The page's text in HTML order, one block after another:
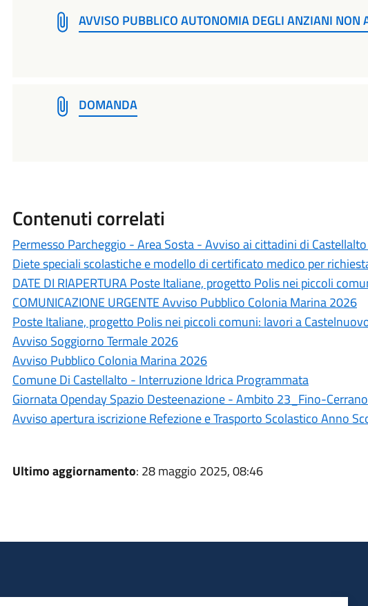
AVVISO PUBBLICO AUTONOMIA DEGLI ANZIANI NON
DOMANDA
Contenuti correlati
Permesso Parcheggio - Area Sosta - Avviso ai cittadini di
Diete speciali scolastiche e modello di certificato medico per
DATE DI RIAPERTURA Poste Italiane, progetto Polis nei piccoli
COMUNICAZIONE URGENTE Avviso Pubblico Colonia Marina 2026
Poste Italiane, progetto Polis nei piccoli comuni: lavori a
Avviso Soggiorno Termale 2026
Avviso Pubblico Colonia Marina 2026
Comune Di Castellalto - Interruzione Idrica Programmata
Giornata Openday Spazio Desteenazione - Ambito 23_Fino-Cerrano
Avviso apertura iscrizione Refezione e Trasporto Scolastico Anno
Ultimo aggiornamento: 28 maggio 2025, 08:46